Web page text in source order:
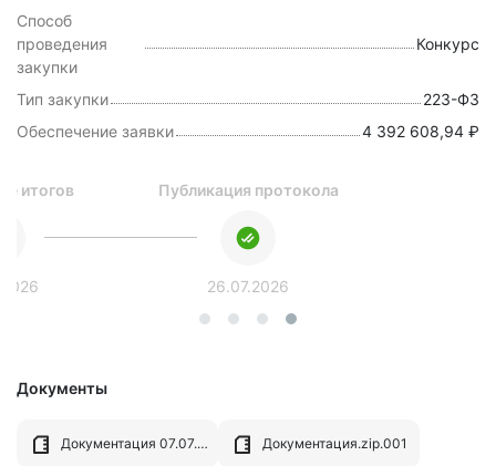
Способ
проведения
закупки
Конкурс
Тип закупки
223-ФЗ
Обеспечение заявки
4 392 608,94 ₽
итогов Публикация протокола
26.07.2026
Документы
Документация 07.07.07 —1.docx Документация.zip.001